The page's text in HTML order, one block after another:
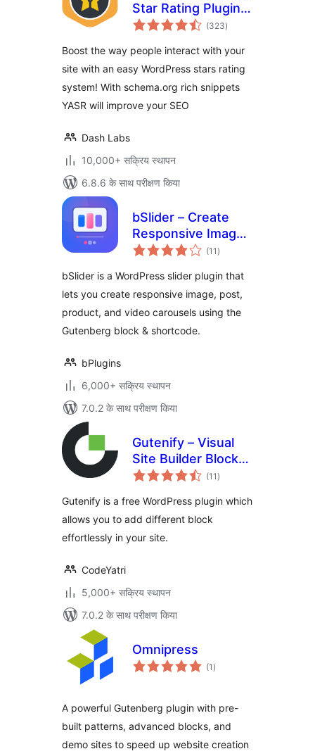
Star Rating Plugin
for WordPress
(323कुल
दर)
Boost the way people interact with your
site with an easy WordPress stars rating
system! With schema.org rich snippets
YASR will improve your SEO
Dash Labs
10,000+ सक्रिय स्थापन
6.8.6 के साथ परीक्षण किया
bSlider – Create
Responsive Image,
Post, Product, and
(11 कुल
दर)
bSlider is a WordPress slider plugin that
lets you create responsive image, post,
product, and video carousels using the
Gutenberg block & shortcode.
bPlugins
6,000+ सक्रिय स्थापन
7.0.2 के साथ परीक्षण किया
Gutenify – Visual
Site Builder Blocks
& Site Templates
(11 कुल
दर)
Gutenify is a free WordPress plugin which
allows you to add different block
effortlessly in your site.
CodeYatri
5,000+ सक्रिय स्थापन
7.0.2 के साथ परीक्षण किया
Omnipress
(1 कुल
दर)
A powerful Gutenberg plugin with pre-
built patterns, advanced blocks, and
demo sites to speed up website creation